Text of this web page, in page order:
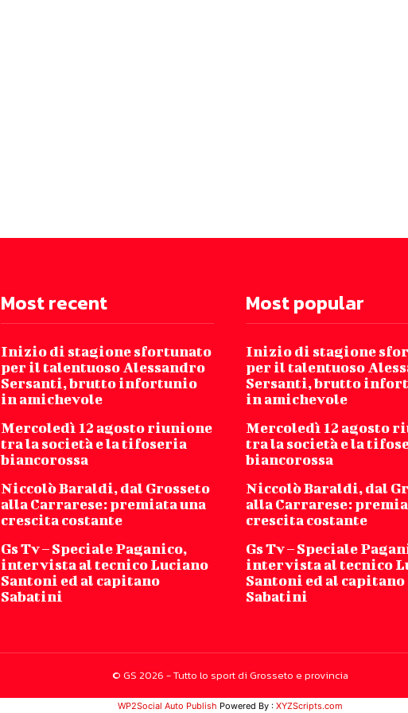
Most recent
Inizio di stagione sfortunato
per il talentuoso Alessandro
Sersanti, brutto infortunio
in amichevole
Mercoledì 12 agosto riunione
tra la società e la tifoseria
biancorossa
Niccolò Baraldi, dal Grosseto
alla Carrarese: premiata una
crescita costante
Gs Tv – Speciale Paganico,
intervista al tecnico Luciano
Santoni ed al capitano
Sabatini
Most popular
Inizio di stagione
per il talentuoso
Sersanti, brutto
in amichevole
Mercoledì 12 agosto
tra la società e la
biancorossa
Niccolò Baraldi, dal
alla Carrarese:
crescita costante
Gs Tv – Speciale
intervista al tecnico
Santoni ed al capitano
Sabatini
© GS 2026 - Tutto lo sport di Grosseto e provincia
WP2Social Auto Publish Powered By : XYZScripts.com